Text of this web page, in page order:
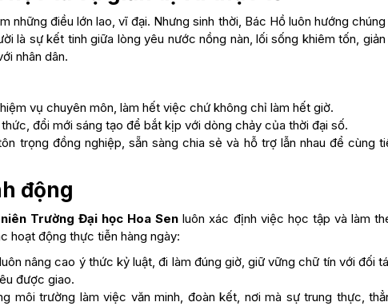
những điều lớn lao, vĩ đại. Nhưng sinh thời, Bác Hồ luôn hướng chúng
là sự kết tinh giữa lòng yêu nước nồng nàn, lối sống khiêm tốn, giản
nhân dân.
vụ chuyên môn, làm hết việc chứ không chỉ làm hết giờ.
đổi mới sáng tạo để bắt kịp với dòng chảy của thời đại số.
trọng đồng nghiệp, sẵn sàng chia sẻ và hỗ trợ lẫn nhau để cùng
động
Trường Đại học Hoa Sen luôn xác định việc học tập và làm
hoạt động thực tiễn hàng ngày:
nâng cao ý thức kỷ luật, đi làm đúng giờ, giữ vững chữ tín với đối
được giao.
môi trường làm việc văn minh, đoàn kết, nơi mà sự trung thực,